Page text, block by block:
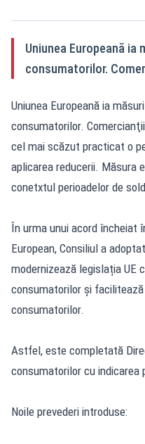
Uniunea Europeană
consumatorilor.
Uniunea Europeană ia
consumatorilor.
cel mai scăzut practicat o
aplicarea reducerii. Măsura
conetxtul perioadelor de
În urma unui acord încheiat
European, Consiliul a
modernizează legislația UE
consumatorilor și
consumatorilor.
Astfel, este completată
consumatorilor cu
Noile prevederi introduse: